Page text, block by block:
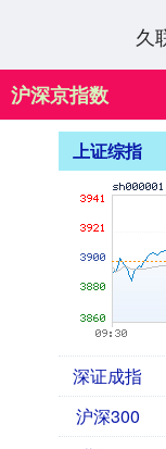
久
沪深京指数
上证综指
深证成指
沪深300